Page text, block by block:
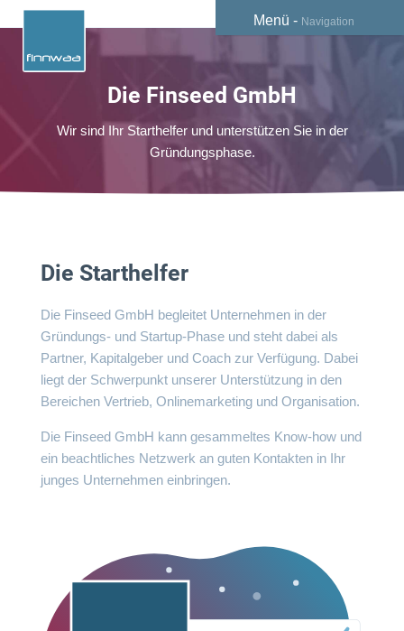
Menü - Navigation
Die Finseed GmbH
Wir sind Ihr Starthelfer und unterstützen Sie in der
Gründungsphase.
Die Starthelfer
Die Finseed GmbH begleitet Unternehmen in der
Gründungs- und Startup-Phase und steht dabei als
Partner, Kapitalgeber und Coach zur Verfügung. Dabei
liegt der Schwerpunkt unserer Unterstützung in den
Bereichen Vertrieb, Onlinemarketing und Organisation.
Die Finseed GmbH kann gesammeltes Know-how und
ein beachtliches Netzwerk an guten Kontakten in Ihr
junges Unternehmen einbringen.